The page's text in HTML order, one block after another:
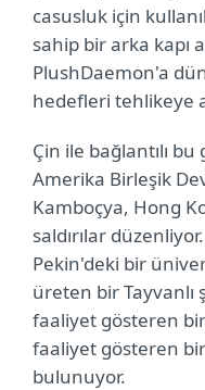
casusluk için
sahip bir arka kapı
PlushDaemon'a
hedefleri tehlikeye
Çin ile bağlantılı
Amerika Birleşik
Kamboçya, Hong
saldırılar
Pekin'deki bir
üreten bir
faaliyet gösteren
faaliyet gösteren
bulunuyor.